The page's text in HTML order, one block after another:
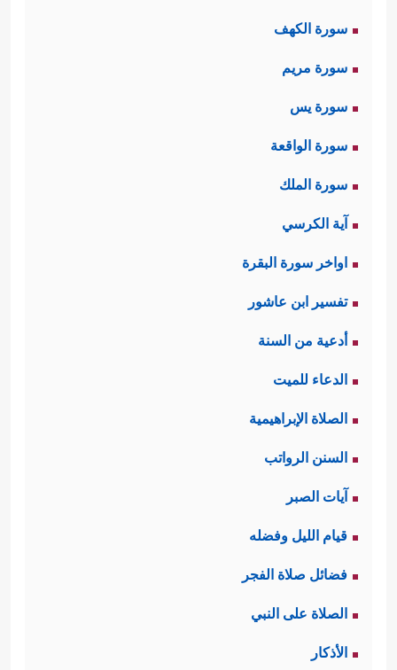
سورة الكهف
سورة مريم
سورة يس
سورة الواقعة
سورة الملك
آية الكرسي
اواخر سورة البقرة
تفسير ابن عاشور
أدعية من السنة
الدعاء للميت
الصلاة الإبراهيمية
السنن الرواتب
آيات الصبر
قيام الليل وفضله
فضائل صلاة الفجر
الصلاة على النبي
الأذكار